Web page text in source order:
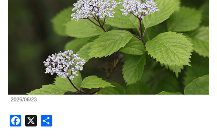
2026/06/23